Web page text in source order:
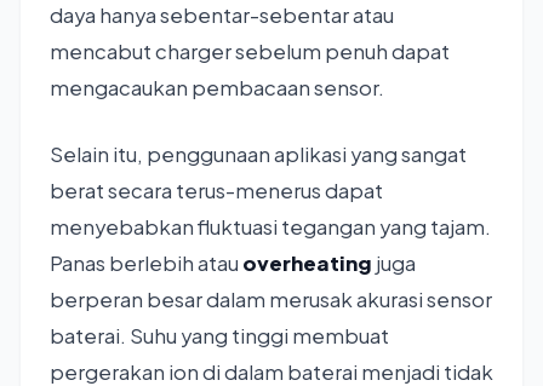
daya hanya sebentar-sebentar atau
mencabut charger sebelum penuh dapat
mengacaukan pembacaan sensor.
Selain itu, penggunaan aplikasi yang sangat
berat secara terus-menerus dapat
menyebabkan fluktuasi tegangan yang tajam.
Panas berlebih atau overheating juga
berperan besar dalam merusak akurasi sensor
baterai. Suhu yang tinggi membuat
pergerakan ion di dalam baterai menjadi tidak